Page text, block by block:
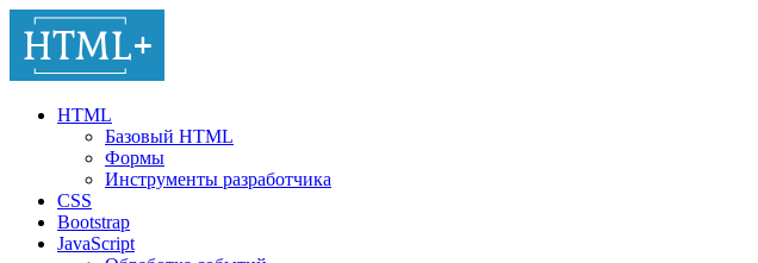
HTML
Базовый HTML
Формы
Инструменты разработчика
CSS
Bootstrap
JavaScript